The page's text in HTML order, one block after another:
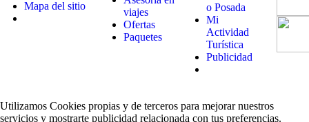
Mapa del sitio
viajes
Ofertas
Paquetes
o Posada
Mi
Actividad
Turística
Publicidad
Utilizamos Cookies propias y de terceros para mejorar nuestros
servicios y mostrarte publicidad relacionada con tus preferencias.